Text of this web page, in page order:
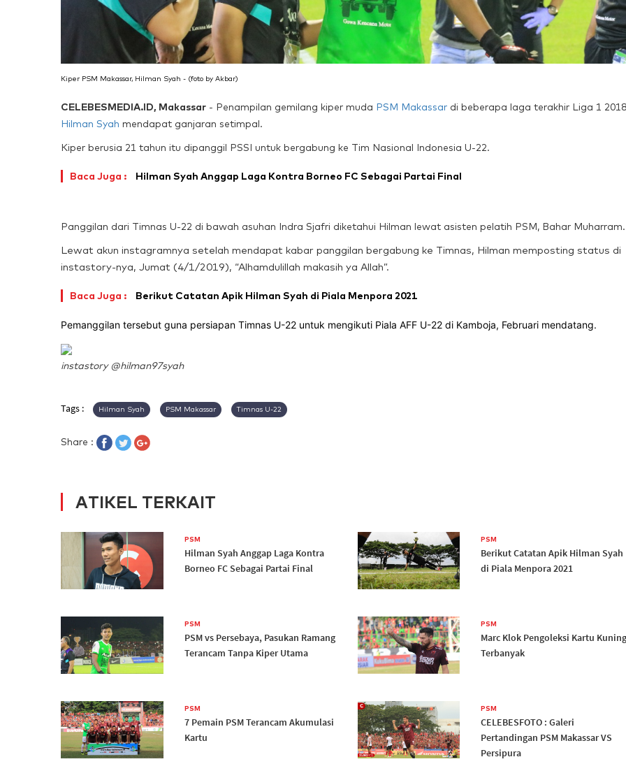
Kiper PSM Makassar, Hilman Syah - (foto by Akbar)
CELEBESMEDIA.ID, Makassar - Penampilan gemilang kiper muda PSM Makassar di beberapa laga terakhir Liga 1
Hilman Syah mendapat ganjaran setimpal.
Kiper berusia 21 tahun itu dipanggil PSSI untuk bergabung ke Tim Nasional Indonesia U-22.
Baca Juga : Hilman Syah Anggap Laga Kontra Borneo FC Sebagai Partai Final
Panggilan dari Timnas U-22 di bawah asuhan Indra Sjafri diketahui Hilman lewat asisten pelatih PSM, Bahar Muharram.
Lewat akun instagramnya setelah mendapat kabar panggilan bergabung ke Timnas, Hilman memposting status di
instastory-nya, Jumat (4/1/2019), “Alhamdulillah makasih ya Allah”.
Baca Juga : Berikut Catatan Apik Hilman Syah di Piala Menpora 2021
Pemanggilan tersebut guna persiapan Timnas U-22 untuk mengikuti Piala AFF U-22 di Kamboja, Februari mendatang.
instastory @hilman97syah
Tags : Hilman Syah PSM Makassar Timnas U-22
Share :
ATIKEL TERKAIT
PSM
Hilman Syah Anggap Laga Kontra
Borneo FC Sebagai Partai Final
PSM
Berikut Catatan Apik Hilman Syah
di Piala Menpora 2021
PSM
PSM vs Persebaya, Pasukan Ramang
Terancam Tanpa Kiper Utama
PSM
Marc Klok Pengoleksi Kartu
Terbanyak
PSM
7 Pemain PSM Terancam Akumulasi
Kartu
PSM
CELEBESFOTO : Galeri
Pertandingan PSM Makassar VS
Persipura